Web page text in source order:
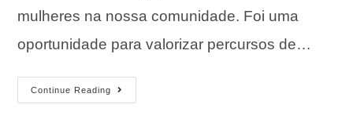
mulheres na nossa comunidade. Foi uma
oportunidade para valorizar percursos de…
Continue Reading